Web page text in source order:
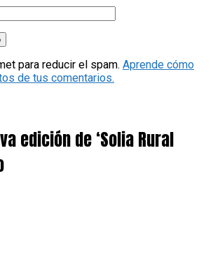
para reducir el spam. Aprende cómo
de tus comentarios.
edición de ‘Solia Rural